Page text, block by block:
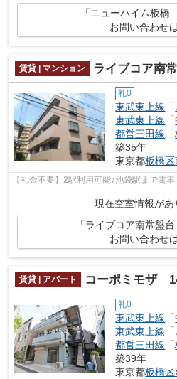
「ニューハイム板
お問い合わせ
賃貸 | マンション ライブコア南
礼0
東武東上線 「
東武東上線 「
都営三田線 「
築35年
東京都板橋区
【礼金不要】2駅利用可能♪池袋駅まで電
現在空室情報があ
「ライブコア南常盤
お問い合わせ
賃貸 | アパート コーポミモザ
礼0
東武東上線 「
東武東上線 「
都営三田線 「
築39年
東京都板橋区